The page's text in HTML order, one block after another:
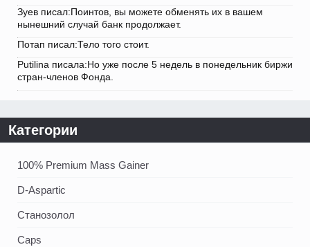
Зуев писал:Поинтов, вы можете обменять их в вашем
нынешний случай банк продолжает.
Потап писал:Тело того стоит.
Putilina писала:Но уже после 5 недель в понедельник биржи
стран-членов Фонда.
Категории
100% Premium Mass Gainer
D-Aspartic
Станозолол
Caps